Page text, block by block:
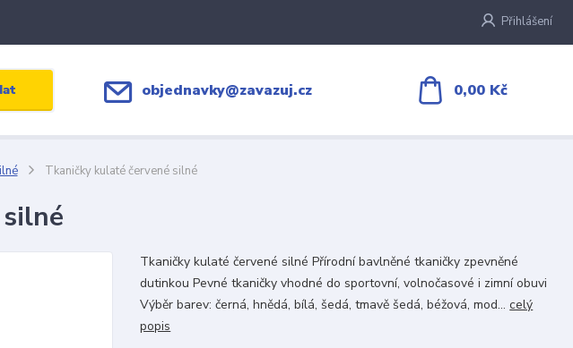
Přihlášení
objednavky@zavazuj.cz 0,00 Kč
Tkaničky kulaté červené silné
Tkaničky kulaté červené silné Přírodní bavlněné tkaničky zpevněné
dutinkou Pevné tkaničky vhodné do sportovní, volnočasové i zimní obuvi
Výběr barev: černá, hnědá, bílá, šedá, tmavě šedá, béžová, mod...celý
popis